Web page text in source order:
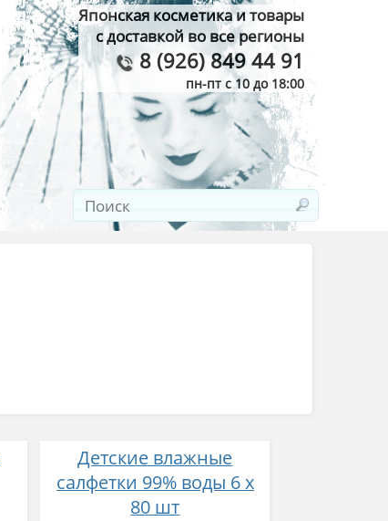
Японская косметика и товары
с доставкой во все регионы
8 (926) 849 44 91
пн-пт с 10 до 18:00
Детские влажные
салфетки 99% воды 6 х
80 шт